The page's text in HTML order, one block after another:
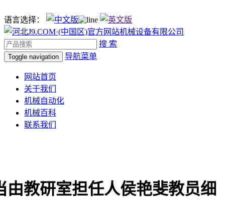
语言选择：
搜 索
Toggle navigation 导航菜单
网站首页
关于我们
机械自动化
机械百科
联系我们
由教研室担任人侯艳斐教员细